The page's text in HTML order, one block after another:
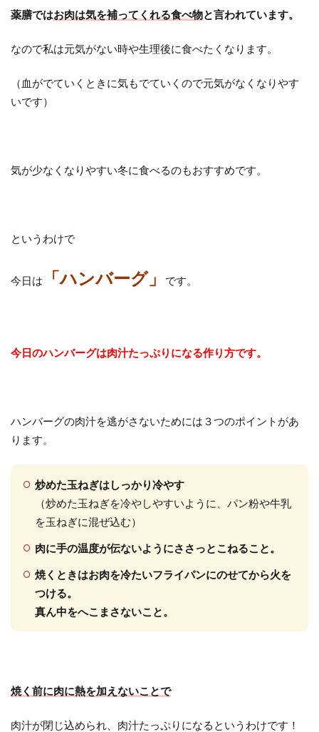
薬膳ではお肉は気を補ってくれる食べ物と言われています。
なので私は元気がない時や生理後に食べたくなります。
（血がでていくときに気もでていくので元気がなくなりやす
いです）
気が少なくなりやすい冬に食べるのもおすすめです。
というわけで
今日は 「ハンバーグ」 です。
今日のハンバーグは肉汁たっぷりになる作り方です。
ハンバーグの肉汁を逃がさないためには３つのポイントがあ
ります。
炒めた玉ねぎはしっかり冷やす
（炒めた玉ねぎを冷やしやすいように、パン粉や牛乳
を玉ねぎに混ぜ込む）
肉に手の温度が伝ないようにささっとこねること。
焼くときはお肉を冷たいフライパンにのせてから火を
つける。
真ん中をへこまさないこと。
焼く前に肉に熱を加えないことで
肉汁が閉じ込められ、肉汁たっぷりになるというわけです！